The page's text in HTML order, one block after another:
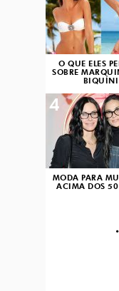
O QUE ELES
SOBRE
BIQUÍNI
MODA PARA
ACIMA DOS
4